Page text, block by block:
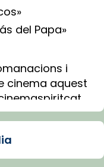
del Papa»
i
cinema aquest